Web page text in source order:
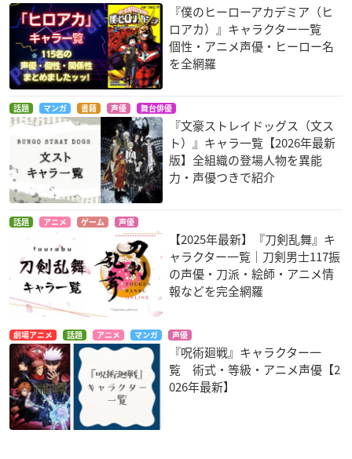
『僕のヒーローアカデミア（ヒ
ロアカ）』キャラクター一覧
個性・アニメ声優・ヒーロー名
を全網羅
話題 マンガ 書籍 声優 舞台俳優
『文豪ストレイドッグス（文ス
ト）』キャラ一覧【2026年最新
版】全組織の登場人物を異能
力・声優つきで紹介
話題 アニメ ゲーム 声優
【2025年最新】『刀剣乱舞』キ
ャラクター一覧｜刀剣男士117振
の声優・刀派・絵師・アニメ情
報などを完全網羅
劇場アニメ 話題 アニメ マンガ 声優
『呪術廻戦』キャラクター一
覧 術式・等級・アニメ声優【2
026年最新】